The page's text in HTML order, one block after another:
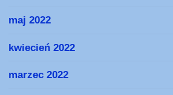
maj 2022
kwiecień 2022
marzec 2022